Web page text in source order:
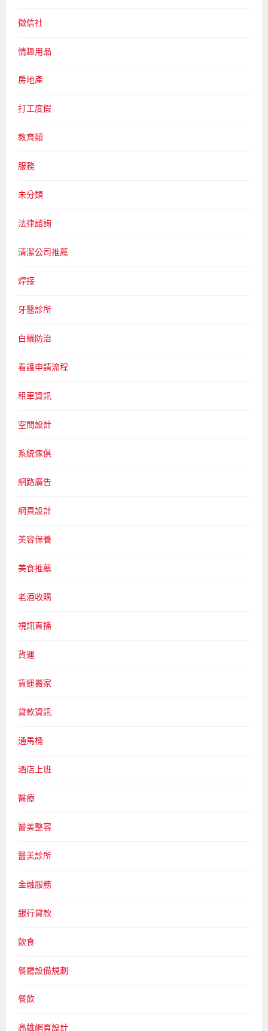
徵信社
情趣用品
房地產
打工度假
教育類
服務
未分類
法律諮詢
清潔公司推薦
焊接
牙醫診所
白蟻防治
看護申請流程
租車資訊
空間設計
系統傢俱
網路廣告
網頁設計
美容保養
美食推薦
老酒收購
視訊直播
貨運
貨運搬家
貸款資訊
通馬桶
酒店上班
醫療
醫美整容
醫美診所
金融服務
銀行貸款
飲食
餐廳設備規劃
餐飲
高雄網頁設計